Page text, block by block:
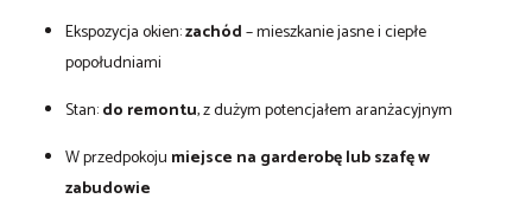
Ekspozycja okien:zachód– mieszkanie jasne i ciepłe
popołudniami
Stan:do remontu, z dużym potencjałem aranżacyjnym
W przedpokoju miejsce na garderobę lub szafę w
zabudowie